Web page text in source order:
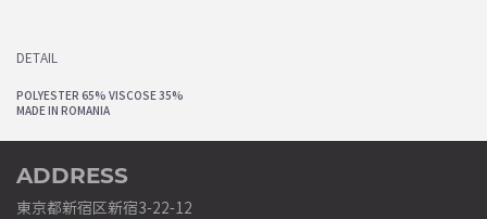
DETAIL
POLYESTER 65% VISCOSE 35%
MADE IN ROMANIA
ADDRESS
東京都新宿区新宿3-22-12